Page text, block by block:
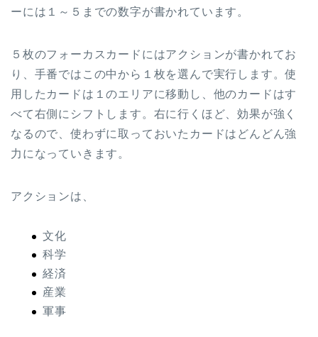
ーには１～５までの数字が書かれています。
５枚のフォーカスカードにはアクションが書かれてお
り、手番ではこの中から１枚を選んで実行します。使
用したカードは１のエリアに移動し、他のカードはす
べて右側にシフトします。右に行くほど、効果が強く
なるので、使わずに取っておいたカードはどんどん強
力になっていきます。
アクションは、
文化
科学
経済
産業
軍事